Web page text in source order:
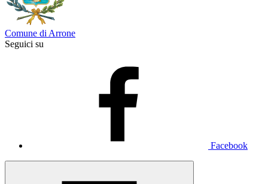
Comune di Arrone
Seguici su
Facebook